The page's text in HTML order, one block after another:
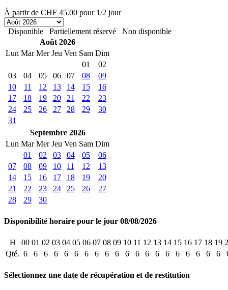
À partir de CHF 45.00 pour 1/2 jour
Disponible Partiellement réservé
Non disponible
Août 2026
Lun Mar Mer Jeu Ven Sam Dim
01
02
03
04 05 06 07 08
09
10
11 12 13 14 15
16
17
18 19 20 21 22
23
24
25 26 27 28 29
30
31
Septembre 2026
Lun Mar Mer Jeu Ven Sam Dim
01
02 03 04 05
06
07
08 09 10 11 12
13
14
15 16 17 18 19
20
21
22 23 24 25 26
27
28
29 30
Disponibilité horaire pour le jour 08/08/2026
H 00 01 02 03 04 05 06 07 08 09 10 11 12 13 14 15 16 17 18 19
Qté. 6 6 6 6 6 6 6 6 6 6 6 6 6 6 6 6 6 6 6 6
Sélectionnez une date de récupération et de restitution